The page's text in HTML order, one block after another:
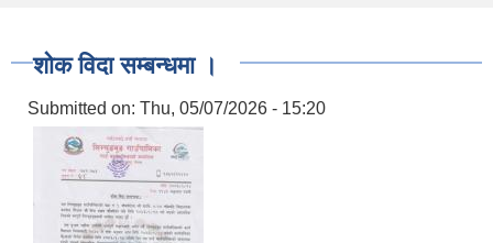
शोक विदा सम्बन्धमा ।
Submitted on: Thu, 05/07/2026 - 15:20